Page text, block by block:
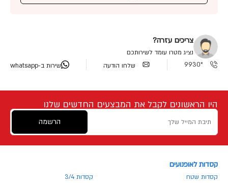
צריכים עזרה?
נציג מטרו עומד לשירותכם
*9930
שלחו הודעה שירות ב-whatsapp
היו הראשונים לקבל את המבצעים החדשים שלנו
הרשמה
קסדות לאופנועים
קסדות שטח
קסדות 3/4